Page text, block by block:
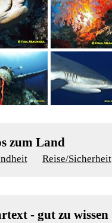
zum Land
Reise/Sicherheit
- gut zu wissen